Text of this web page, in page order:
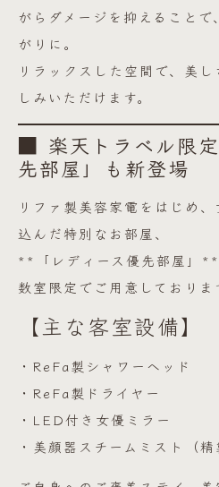
がらダメージを抑えることで
がりに。
リラックスした空間で、美
しみいただけます。
■ 楽天トラベル限
先部屋」も新登場
リファ製美容家電をはじめ
込んだ特別なお部屋、
**「レディース優先部屋」**
数室限定でご用意しておりま
【主な客室設備】
・ReFa製シャワーヘッド
・ReFa製ドライヤー
・LED付き女優ミラー
・美顔器スチームミスト（精